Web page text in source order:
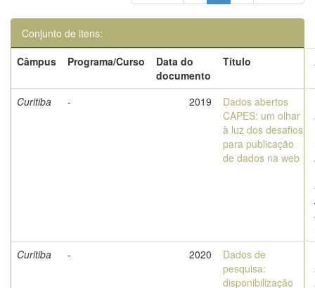
Conjunto de itens:
Câmpus
Programa/Curso
Data do
documento
Título
Curitiba - 2019
Dados abertos
CAPES: um olhar
à luz dos desafios
para publicação
de dados na web
Curitiba
- 2020
Dados de
pesquisa:
disponibilização